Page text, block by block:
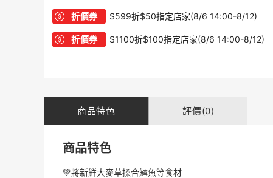
折價券 $599折$50指定店家(8/6 14:00-8/12)
折價券 $1100折$100指定店家(8/6 14:00-8/12)
商品特色 評價(0)
商品特色
💚將新鮮大麥草揉合鱈魚等食材